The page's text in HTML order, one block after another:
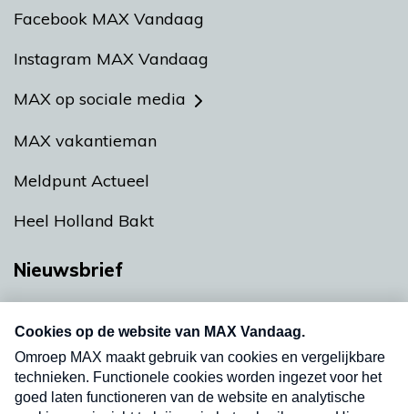
Facebook MAX Vandaag
Instagram MAX Vandaag
MAX op sociale media
MAX vakantieman
Meldpunt Actueel
Heel Holland Bakt
Nieuwsbrief
nieuwsbrief. Elke vrijdag- en dinsdagochtend in
uw mailbox.
Verzend